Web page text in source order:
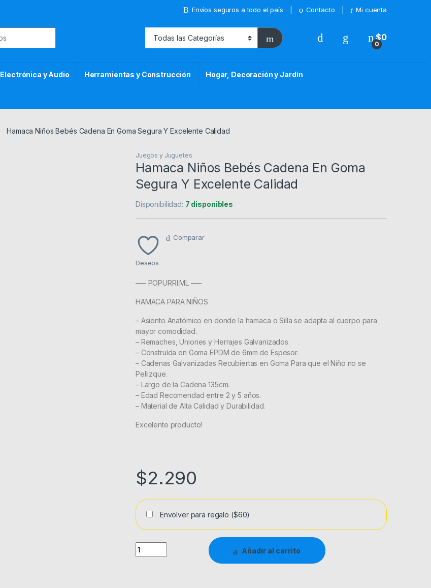
Envíos seguros a todo el país Contacto Mi cuenta
0
$0
Electrónica y Audio Herramientas y Construcción Hogar, Decoración y Jardín
Hamaca Niños Bebés Cadena En Goma Segura Y Excelente Calidad
Juegos y Juguetes
Hamaca Niños Bebés Cadena En Goma
Segura Y Excelente Calidad
Disponibilidad: 7 disponibles
Deseos
Comparar
—– POPURRI.ML —–
HAMACA PARA NIÑOS
– Asiento Anatómico en donde la hamaca o Silla se adapta al cuerpo para
mayor comodidad.
– Remaches, Uniones y Herrajes Galvanizados.
– Construída en Goma EPDM de 6mm de Espesor.
– Cadenas Galvanizadas Recubiertas en Goma Para que el Niño no se
Pellizque.
– Largo de la Cadena 135cm.
– Edad Recomendad entre 2 y 5 años.
– Material de Alta Calidad y Durabilidad.
Excelente producto!
$2.290
Envolver para regalo ($60)
Quantity
Añadir al carrito